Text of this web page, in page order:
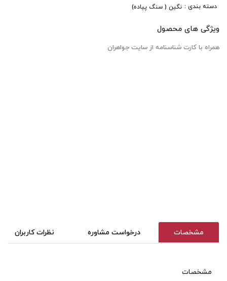
دسته بندی : نگین ( سنگ پیاده)
ویژگی های محصول
همراه با کارت شناسنامه از سایت جواهران
مشخصات درخواست مشاوره نظرات کاربران
مشخصات